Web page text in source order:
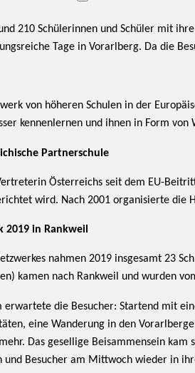
210 Schülerinnen und Schüler mit
Tage in Vorarlberg. Da die
von höheren Schulen in der
kennenlernen und ihnen in Form
Partnerschule
Österreichs seit dem EU-
wird. Nach 2001 organisierte
2019 in Rankweil
nahmen 2019 insgesamt 23
kamen nach Rankweil und wurden
erwartete die Besucher: Startend mit
eine Wanderung in den
Das gesellige Beisammensein
und Besucher am Mittwoch wieder in